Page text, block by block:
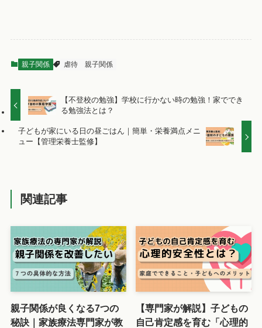
親子関係 虐待 親子関係
【不登校の勉強】学校に行かない時の勉強！家ででき
る勉強法とは？
子どもが家にいる日の昼ごはん｜簡単・栄養満点メニ
ュー【管理栄養士監修】
関連記事
親子関係が良くなる7つの
秘訣｜家族療法専門家が教
【専門家が解説】子どもの
自己肯定感を育む「心理的